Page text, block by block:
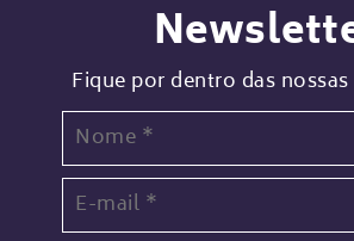
Fique por dentro das